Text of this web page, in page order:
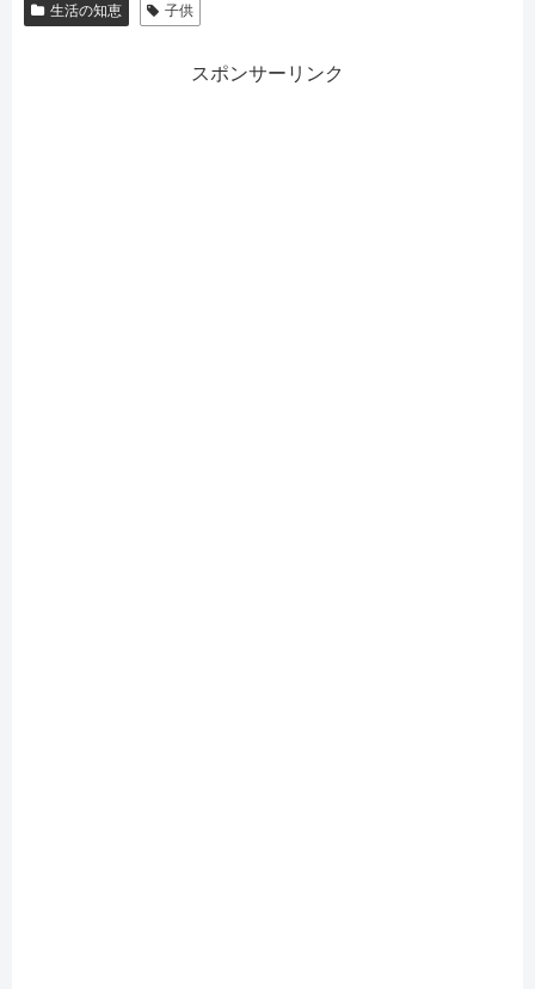
生活の知恵 子供
スポンサーリンク